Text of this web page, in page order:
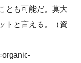
とも可能だ。莫大
トと言える。（資